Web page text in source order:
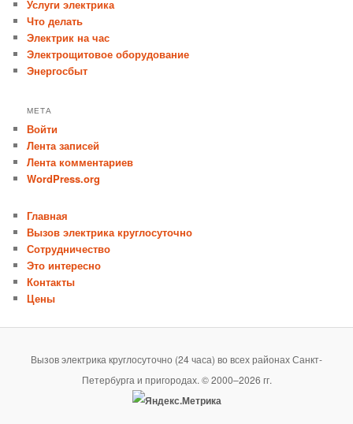
Услуги электрика
Что делать
Электрик на час
Электрощитовое оборудование
Энергосбыт
МЕТА
Войти
Лента записей
Лента комментариев
WordPress.org
Главная
Вызов электрика круглосуточно
Сотрудничество
Это интересно
Контакты
Цены
Вызов электрика круглосуточно (24 часа) во всех районах Санкт-
Петербурга и пригородах. © 2000–2026 гг.